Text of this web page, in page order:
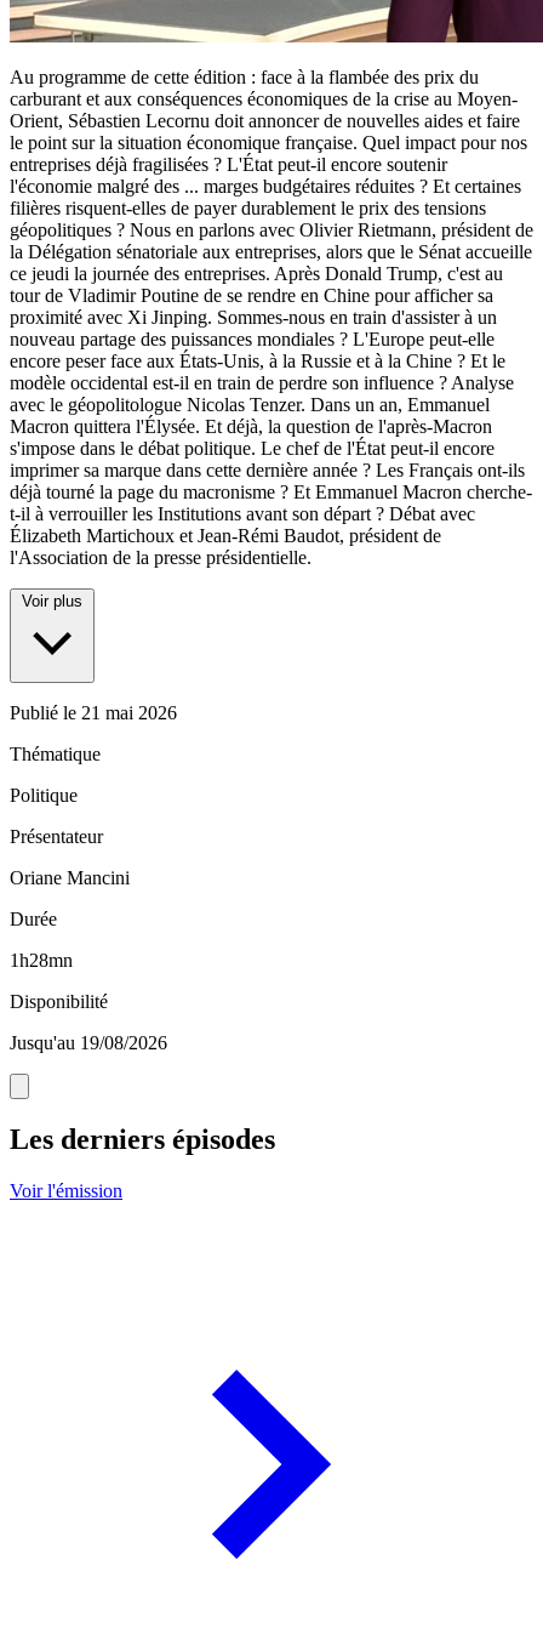
Au programme de cette édition : face à la flambée des prix du
carburant et aux conséquences économiques de la crise au Moyen-
Orient, Sébastien Lecornu doit annoncer de nouvelles aides et faire
le point sur la situation économique française. Quel impact pour nos
entreprises déjà fragilisées ? L'État peut-il encore soutenir
l'économie malgré des ... marges budgétaires réduites ? Et certaines
filières risquent-elles de payer durablement le prix des tensions
géopolitiques ? Nous en parlons avec Olivier Rietmann, président de
la Délégation sénatoriale aux entreprises, alors que le Sénat accueille
ce jeudi la journée des entreprises. Après Donald Trump, c'est au
tour de Vladimir Poutine de se rendre en Chine pour afficher sa
proximité avec Xi Jinping. Sommes-nous en train d'assister à un
nouveau partage des puissances mondiales ? L'Europe peut-elle
encore peser face aux États-Unis, à la Russie et à la Chine ? Et le
modèle occidental est-il en train de perdre son influence ? Analyse
avec le géopolitologue Nicolas Tenzer. Dans un an, Emmanuel
Macron quittera l'Élysée. Et déjà, la question de l'après-Macron
s'impose dans le débat politique. Le chef de l'État peut-il encore
imprimer sa marque dans cette dernière année ? Les Français ont-ils
déjà tourné la page du macronisme ? Et Emmanuel Macron cherche-
t-il à verrouiller les Institutions avant son départ ? Débat avec
Élizabeth Martichoux et Jean-Rémi Baudot, président de
l'Association de la presse présidentielle.
Voir plus
Publié le 21 mai 2026
Thématique
Politique
Présentateur
Oriane Mancini
Durée
1h28mn
Disponibilité
Jusqu'au 19/08/2026
Les derniers épisodes
Voir l'émission